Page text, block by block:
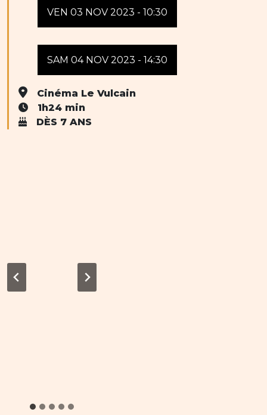
VEN 03 NOV 2023 - 10:30
SAM 04 NOV 2023 - 14:30
Cinéma Le Vulcain
1h24 min
DÈS 7 ANS